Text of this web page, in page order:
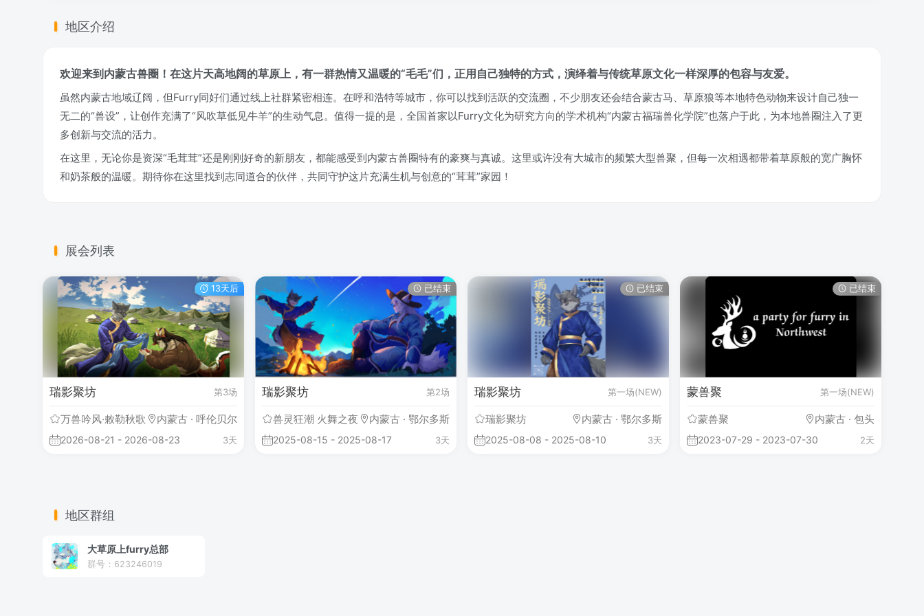
地区介绍
欢迎来到内蒙古兽圈！在这片天高地阔的草原上，有一群热情又温暖的“毛毛”们，正用自己独特的方式，演绎着与传统草原文化一样深厚的包容与友爱。
虽然内蒙古地域辽阔，但Furry同好们通过线上社群紧密相连。在呼和浩特等城市，你可以找到活跃的交流圈，不少朋友还会结合蒙古马、草原狼等本地特色动物来设计自己独一
无二的“兽设”，让创作充满了“风吹草低见牛羊”的生动气息。值得一提的是，全国首家以Furry文化为研究方向的学术机构“内蒙古福瑞兽化学院”也落户于此，为本地兽圈注入了更
多创新与交流的活力。
在这里，无论你是资深“毛茸茸”还是刚刚好奇的新朋友，都能感受到内蒙古兽圈特有的豪爽与真诚。这里或许没有大城市的频繁大型兽聚，但每一次相遇都带着草原般的宽广胸怀
和奶茶般的温暖。期待你在这里找到志同道合的伙伴，共同守护这片充满生机与创意的“茸茸”家园！
展会列表
13天后
瑞影聚坊 第3场
万兽吟风·敕勒秋歌 内蒙古 · 呼伦贝尔
2026-08-21 - 2026-08-23 3天
已结束
瑞影聚坊 第2场
兽灵狂潮 火舞之夜 内蒙古 · 鄂尔多斯
2025-08-15 - 2025-08-17 3天
已结束
瑞影聚坊 第一场(NEW)
瑞影聚坊 内蒙古 · 鄂尔多斯
2025-08-08 - 2025-08-10 3天
已结束
蒙兽聚 第一场(NEW)
蒙兽聚 内蒙古 · 包头
2023-07-29 - 2023-07-30 2天
地区群组
大草原上furry总部
群号：623246019